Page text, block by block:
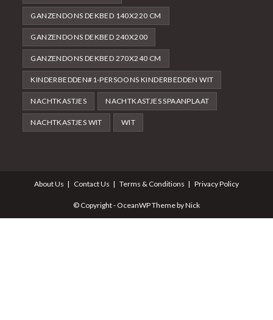
GANZENDONS DEKBED 140X220 CM
GANZENDONS DEKBED 240X200
GANZENDONS DEKBED 270X240 CM
KINDERBEDDEN#1-PERSOONS KINDERBEDDEN WIT
NACHTKASTJES NACHTKASTJES SPAANPLAAT
NACHTKASTJES WIT WIT
About Us Contact Us Terms & Conditions Privacy Policy
© Copyright - OceanWP Theme by Nick